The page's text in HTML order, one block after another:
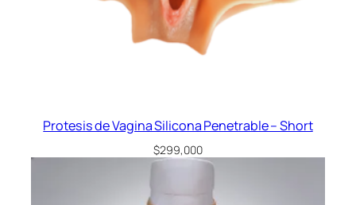
Protesis de Vagina Silicona Penetrable – Short
$299,000